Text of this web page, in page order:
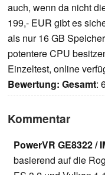
auch, wenn da nicht
199,- EUR gibt es
als nur 16 GB
potentere CPU
Einzeltest, online
Bewertung: Gesamt:
Kommentar
PowerVR GE8322 /
basierend auf die